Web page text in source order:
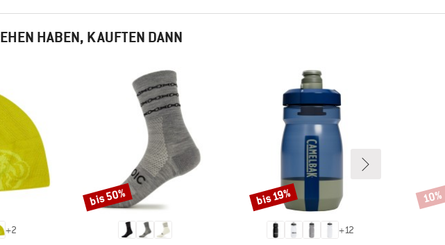
HABEN, KAUFTEN DANN
+2
Rabatt
bis 50%
+12
Rabatt
bis 19% 10%